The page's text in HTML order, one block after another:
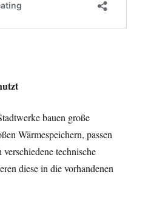
bauen große
Wärmespeichern, passen
technische
diese in die vorhandenen